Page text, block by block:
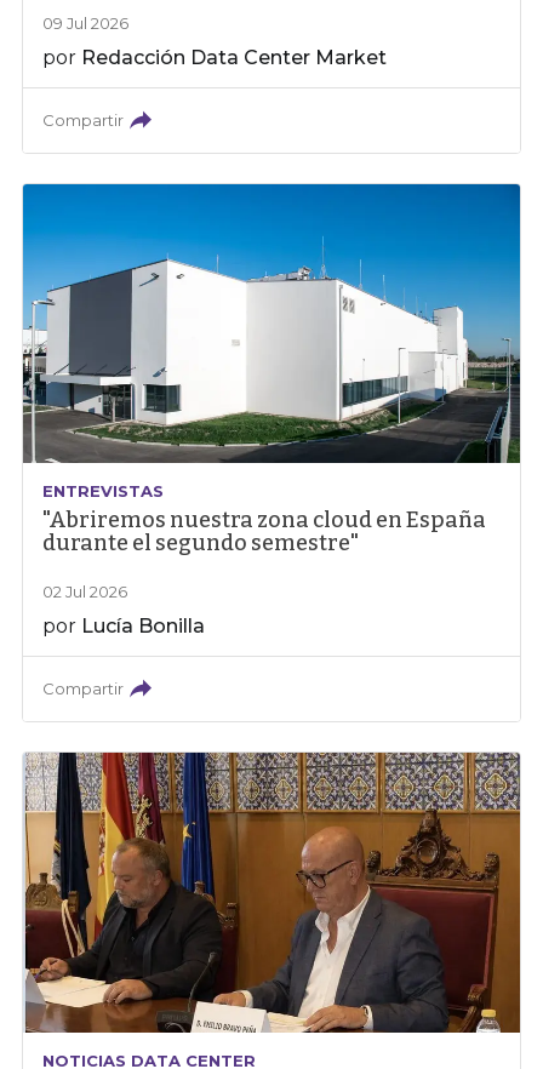
09 Jul 2026
por Redacción Data Center Market
Compartir
ENTREVISTAS
"Abriremos nuestra zona cloud en España
durante el segundo semestre"
02 Jul 2026
por Lucía Bonilla
Compartir
NOTICIAS DATA CENTER